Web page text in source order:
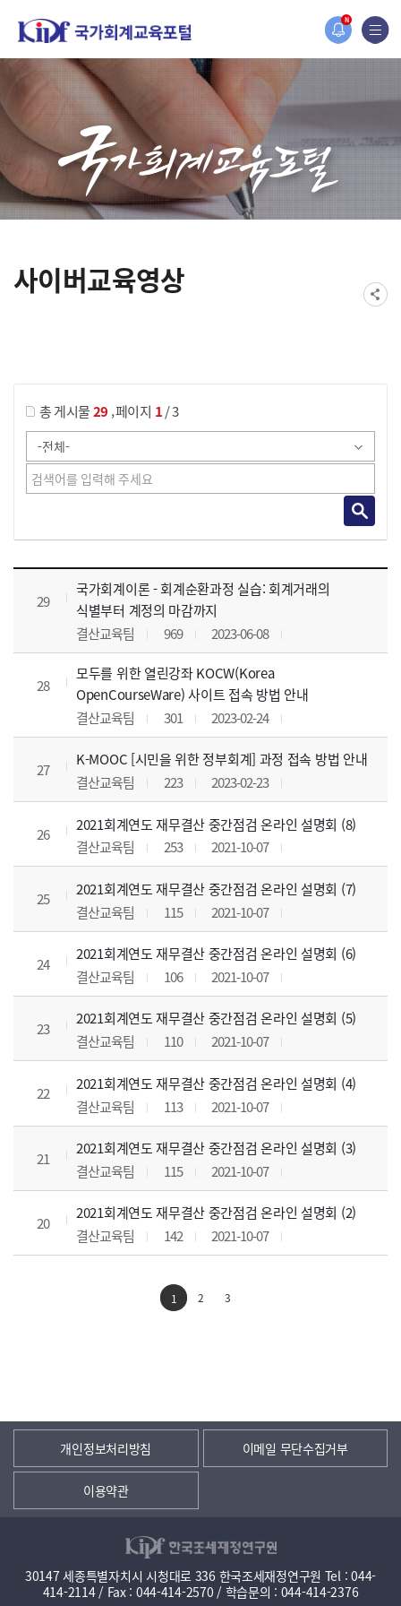
N
홈페이지가 새롭게 개편되었습니다.
한국조세재정연구원홈페이지가 새롭게 개설되었습니다.
사이버교육영상
총 게시물29 ,페이지 1/ 3
사이버교육영상 목록 으로 번호, 제목, 작성자, 조회수, 등록 일, 첨부파일로 나열 되고 있습니다.
29
국가회계이론 - 회계순환과정 실습: 회계거래의
식별부터 계정의 마감까지
결산교육팀
969 2023-06-08
28
모두를 위한 열린강좌 KOCW(Korea
OpenCourseWare) 사이트 접속 방법 안내
결산교육팀
301 2023-02-24
27
K-MOOC [시민을 위한 정부회계] 과정 접속 방법 안내
결산교육팀
223 2023-02-23
26
2021회계연도 재무결산 중간점검 온라인 설명회 (8)
결산교육팀
253 2021-10-07
25
2021회계연도 재무결산 중간점검 온라인 설명회 (7)
결산교육팀
115 2021-10-07
24
2021회계연도 재무결산 중간점검 온라인 설명회 (6)
결산교육팀
106 2021-10-07
23
2021회계연도 재무결산 중간점검 온라인 설명회 (5)
결산교육팀
110 2021-10-07
22
2021회계연도 재무결산 중간점검 온라인 설명회 (4)
결산교육팀
113 2021-10-07
21
2021회계연도 재무결산 중간점검 온라인 설명회 (3)
결산교육팀
115 2021-10-07
20
2021회계연도 재무결산 중간점검 온라인 설명회 (2)
결산교육팀
142 2021-10-07
1 2 3
개인정보처리방침 이메일 무단수집거부
이용약관
30147 세종특별자치시 시청대로 336 한국조세재정연구원 Tel : 044-
414-2114 / Fax : 044-414-2570 / 학습문의 : 044-414-2376